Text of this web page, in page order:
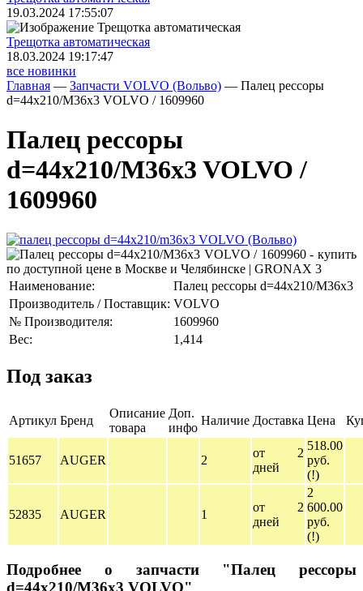
19.03.2024 17:55:07
Трещoтка автоматическая
18.03.2024 19:17:47
все новинки
Главная — Запчасти VOLVO (Вольво) — Палец рессоры
d=44x210/M36x3 VOLVO / 1609960
Палец рессоры
d=44x210/M36x3 VOLVO /
1609960
Наименование:
Палец рессоры d=44x210/M36x3
Производитель / Поставщик: VOLVO
№ Производителя:
1609960
Вес:
1,414
Под заказ
Артикул Бренд
Описание
товара
Доп.
инфо
Наличие Доставка Цена
51657 AUGER 2
от 2
дней
518.00
руб.
(!)
52835 AUGER 1
от 2
дней
2
600.00
руб.
(!)
Подробнее о запчасти "Палец рессоры